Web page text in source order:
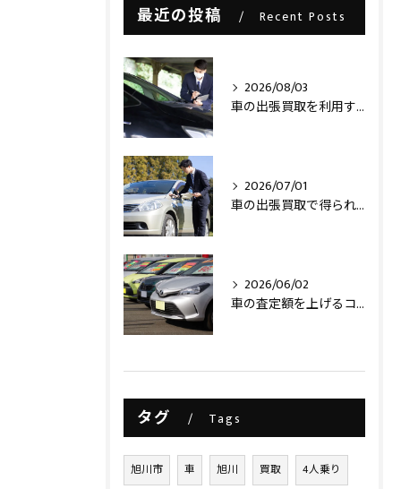
最近の投稿 Recent Posts
2026/08/03
車の出張買取を利用する際の注意点とは？
2026/07/01
車の出張買取で得られるメリットとは？
2026/06/02
車の査定額を上げるコツ
タグ Tags
旭川市 車 旭川 買取 4人乗り